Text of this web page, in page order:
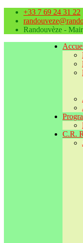
+33 7 69 24 31 22
Randouvèze -
C.R.